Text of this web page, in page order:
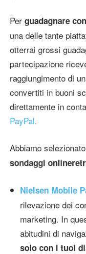
Per guadagnare
una delle tante
otterrai grossi
partecipazione
raggiungimento di
convertiti in buoni
direttamente in
PayPal.
Abbiamo
sondaggi online
Nielsen Mobile
rilevazione dei
marketing. In
abitudini di
solo con i tuoi